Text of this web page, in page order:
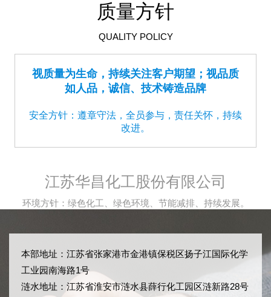
质量方针
QUALITY POLICY
视质量为生命，持续关注客户期望；视品质
如人品，诚信、技术铸造品牌
安全方针：遵章守法，全员参与，责任关怀，持续
改进。
江苏华昌化工股份有限公司
环境方针：绿色化工、绿色环境、节能减排、持续发展。
本部地址：江苏省张家港市金港镇保税区扬子江国际化学
工业园南海路1号
涟水地址：江苏省淮安市涟水县薛行化工园区涟新路28号